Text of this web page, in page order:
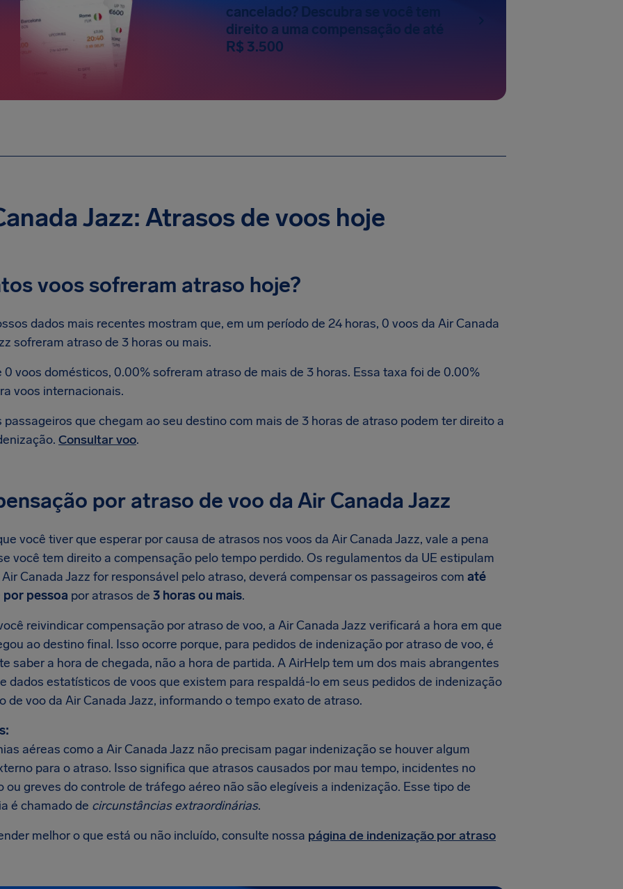
cancelado? Descubra se você tem
direito a uma compensação de até
R$ 3.500
Jazz: Atrasos de voos hoje
voos sofreram atraso hoje?
dados mais recentes mostram que, em um período de 24 horas, 0 voos da Air Canada
sofreram atraso de 3 horas ou mais.
0 voos domésticos, 0.00% sofreram atraso de mais de 3 horas. Essa taxa foi de 0.00%
voos internacionais.
passageiros que chegam ao seu destino com mais de 3 horas de atraso podem ter direito a
Consultar voo.
por atraso de voo da Air Canada Jazz
você tiver que esperar por causa de atrasos nos voos da Air Canada Jazz, vale a pena
você tem direito a compensação pelo tempo perdido. Os regulamentos da UE estipulam
Canada Jazz for responsável pelo atraso, deverá compensar os passageiros com até
por pessoa por atrasos de 3 horas ou mais.
reivindicar compensação por atraso de voo, a Air Canada Jazz verificará a hora em que
ao destino final. Isso ocorre porque, para pedidos de indenização por atraso de voo, é
saber a hora de chegada, não a hora de partida. A AirHelp tem um dos mais abrangentes
dados estatísticos de voos que existem para respaldá-lo em seus pedidos de indenização
de voo da Air Canada Jazz, informando o tempo exato de atraso.
aéreas como a Air Canada Jazz não precisam pagar indenização se houver algum
para o atraso. Isso significa que atrasos causados por mau tempo, incidentes no
ou greves do controle de tráfego aéreo não são elegíveis a indenização. Esse tipo de
é chamado de circunstâncias extraordinárias.
melhor o que está ou não incluído, consulte nossa página de indenização por atraso